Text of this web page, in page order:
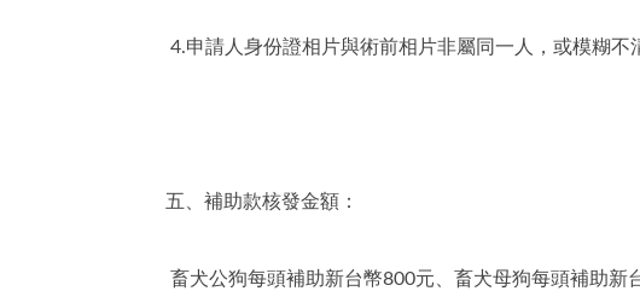
4.申請人身份證相片與術前相片非屬同一人，或模糊不
五、補助款核發金額：
畜犬公狗每頭補助新台幣800元、畜犬母狗每頭補助新